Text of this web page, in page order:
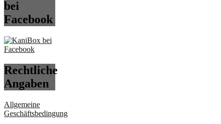
bei
Facebook
Rechtliche
Angaben
Allgemeine
Geschäftsbedingung